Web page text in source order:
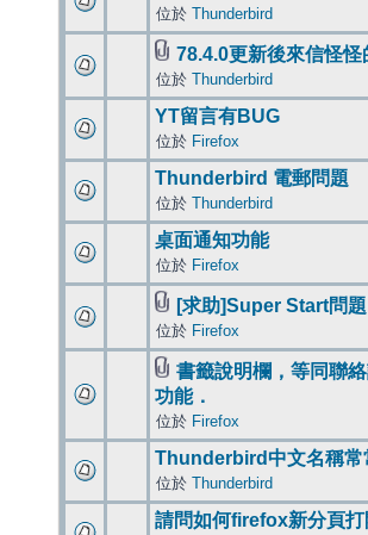
位於 Thunderbird
78.4.0更新後來信怪怪
位於 Thunderbird
YT留言有BUG
位於 Firefox
Thunderbird 電郵問題
位於 Thunderbird
桌面通知功能
位於 Firefox
[求助]Super Start問題
位於 Firefox
書籤說明欄，等同聯
功能．
位於 Firefox
Thunderbird中文名稱常
位於 Thunderbird
請問如何firefox新分頁